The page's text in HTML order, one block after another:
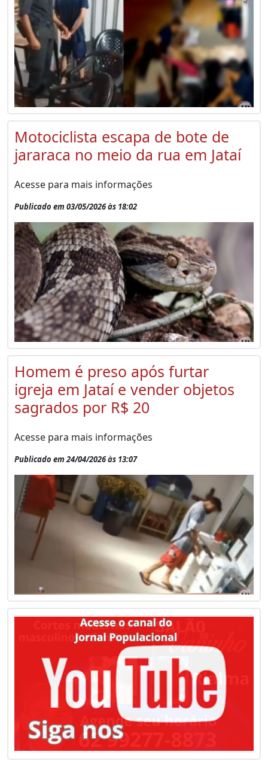
Motociclista escapa de bote de
jararaca no meio da rua em Jataí
Acesse para mais informações
Publicado em 03/05/2026 às 18:02
Homem é preso após furtar
igreja em Jataí e vender objetos
sagrados por R$ 20
Acesse para mais informações
Publicado em 24/04/2026 às 13:07